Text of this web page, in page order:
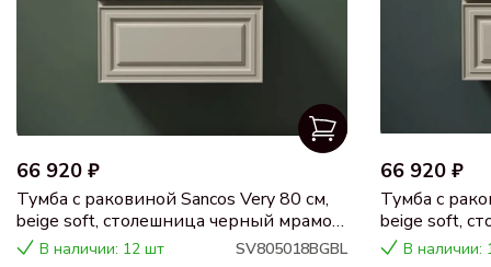
66 920 ₽
Тумба с раковиной Sancos Very 80 см,
beige soft, столешница черный мрамор,
раковина CN5018
В наличии: 12 шт
SV805018BGBL
66 920 ₽
Тумба с
beige soft,
раковина
В наличии: